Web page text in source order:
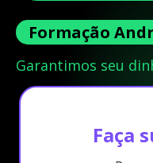
Formação
Garantimos seu
Faça